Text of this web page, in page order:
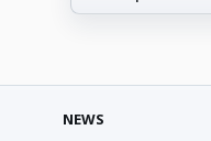
NEWS